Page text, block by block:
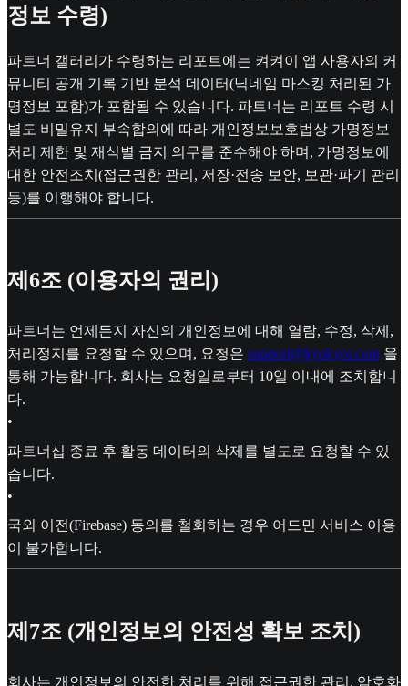
정보 수령)
파트너 갤러리가 수령하는 리포트에는 켜켜이 앱 사용자의 커
뮤니티 공개 기록 기반 분석 데이터(닉네임 마스킹 처리된 가
명정보 포함)가 포함될 수 있습니다. 파트너는 리포트 수령 시
별도 비밀유지 부속합의에 따라 개인정보보호법상 가명정보
처리 제한 및 재식별 금지 의무를 준수해야 하며, 가명정보에
대한 안전조치(접근권한 관리, 저장·전송 보안, 보관·파기 관리
등)를 이행해야 합니다.
제6조 (이용자의 권리)
파트너는 언제든지 자신의 개인정보에 대해 열람, 수정, 삭제,
처리정지를 요청할 수 있으며, 요청은 support@kyokyoi.com 을
통해 가능합니다. 회사는 요청일로부터 10일 이내에 조치합니
다.
•
파트너십 종료 후 활동 데이터의 삭제를 별도로 요청할 수 있
습니다.
•
국외 이전(Firebase) 동의를 철회하는 경우 어드민 서비스 이용
이 불가합니다.
제7조 (개인정보의 안전성 확보 조치)
회사는 개인정보의 안전한 처리를 위해 접근권한 관리, 암호화